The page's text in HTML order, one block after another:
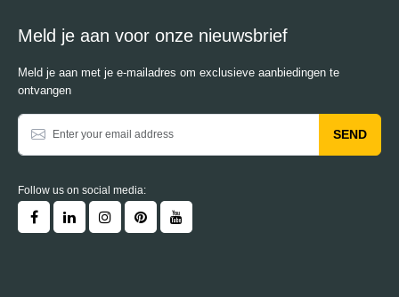
Meld je aan voor onze nieuwsbrief
Meld je aan met je e-mailadres om exclusieve aanbiedingen te
ontvangen
SEND
Follow us on social media: